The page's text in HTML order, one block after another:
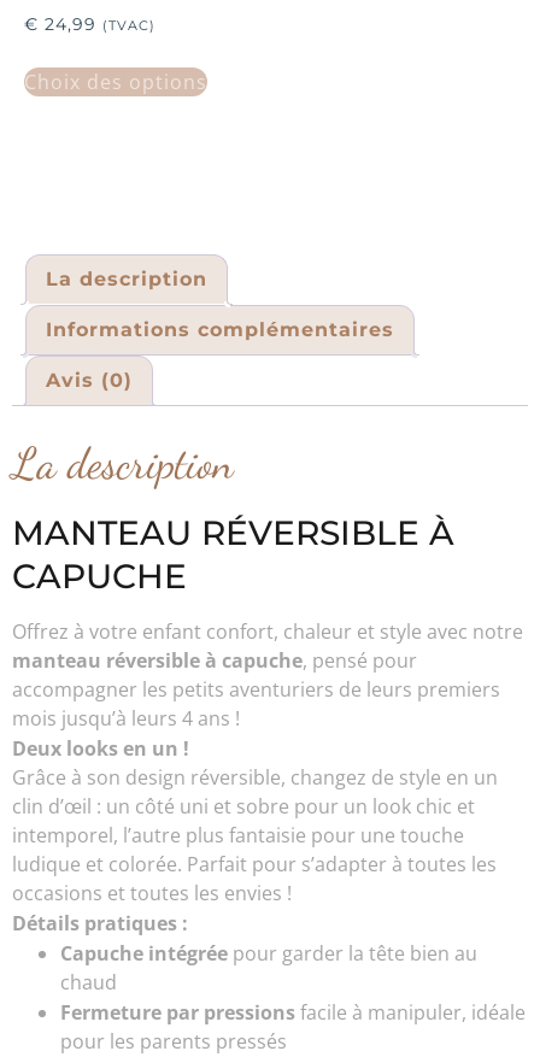
€ 24,99 (TVAC)
Choix des options
La description
Informations complémentaires
Avis (0)
La description
MANTEAU RÉVERSIBLE À
CAPUCHE
Offrez à votre enfant confort, chaleur et style avec notre
manteau réversible à capuche, pensé pour
accompagner les petits aventuriers de leurs premiers
mois jusqu’à leurs 4 ans !
Deux looks en un !
Grâce à son design réversible, changez de style en un
clin d’œil : un côté uni et sobre pour un look chic et
intemporel, l’autre plus fantaisie pour une touche
ludique et colorée. Parfait pour s’adapter à toutes les
occasions et toutes les envies !
Détails pratiques :
Capuche intégrée pour garder la tête bien au
chaud
Fermeture par pressionsfacile à manipuler, idéale
pour les parents pressés